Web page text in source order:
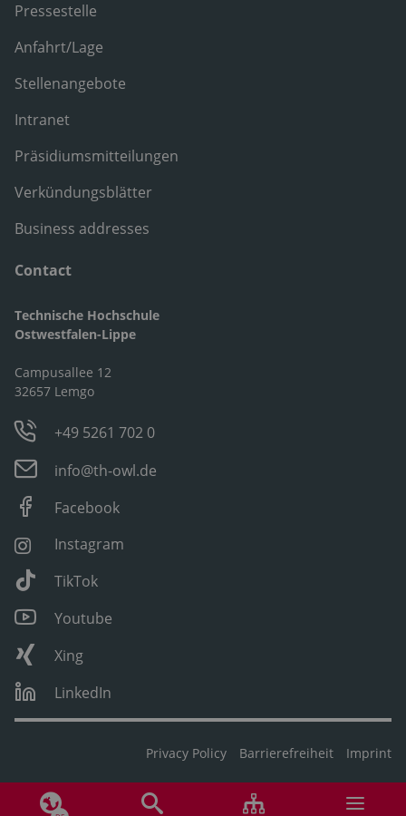
Pressestelle
Anfahrt/Lage
Stellenangebote
Intranet
Präsidiumsmitteilungen
Verkündungsblätter
Business addresses
Contact
Technische Hochschule
Ostwestfalen-Lippe
Campusallee 12
32657 Lemgo
+49 5261 702 0
info@th-owl.de
Facebook
Instagram
TikTok
Youtube
Xing
LinkedIn
Privacy Policy Barrierefreiheit Imprint